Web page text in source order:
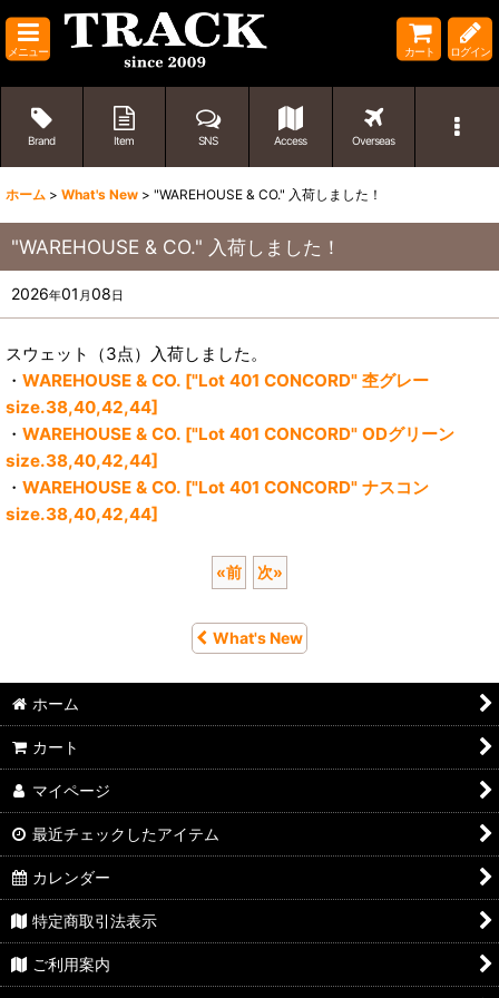
メニュー カート ログイン
Brand Item SNS Access Overseas
ホーム > What's New > "WAREHOUSE & CO." 入荷しました！
"WAREHOUSE & CO." 入荷しました！
2026年01 月08日
スウェット（3点）入荷しました。
・ WAREHOUSE & CO. ["Lot 401 CONCORD" 杢グレー
size.38,40,42,44]
・ WAREHOUSE & CO. ["Lot 401 CONCORD" ODグリーン
size.38,40,42,44]
・ WAREHOUSE & CO. ["Lot 401 CONCORD" ナスコン
size.38,40,42,44]
«前 次»
What's New
ホーム
カート
マイページ
最近チェックしたアイテム
カレンダー
特定商取引法表示
ご利用案内